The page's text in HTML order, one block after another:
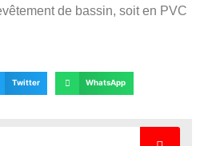
de bassin, soit en PVC
Twitter WhatsApp